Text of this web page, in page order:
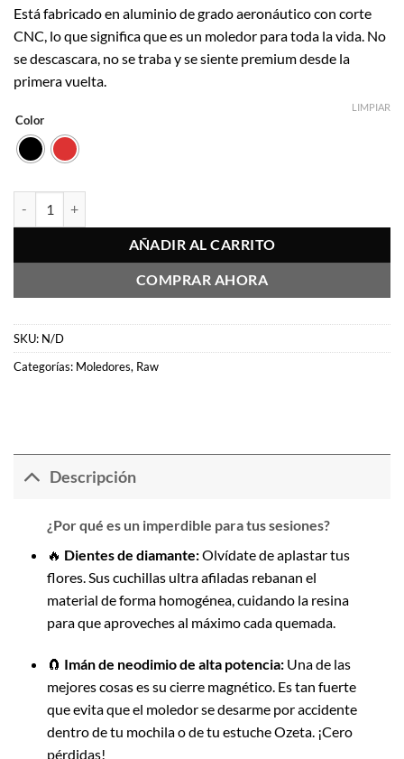
Está fabricado en aluminio de grado aeronáutico con corte
CNC, lo que significa que es un moledor para toda la vida. No
se descascara, no se traba y se siente premium desde la
primera vuelta.
Color
LIMPIAR
AÑADIR AL CARRITO
COMPRAR AHORA
SKU: N/D
Categorías: Moledores, Raw
Descripción
¿Por qué es un imperdible para tus sesiones?
🔥 Dientes de diamante:Olvídate de aplastar tus
flores. Sus cuchillas ultra afiladas rebanan el
material de forma homogénea, cuidando la resina
para que aproveches al máximo cada quemada.
🧲 Imán de neodimio de alta potencia:Una de las
mejores cosas es su cierre magnético. Es tan fuerte
que evita que el moledor se desarme por accidente
dentro de tu mochila o de tu estuche Ozeta. ¡Cero
pérdidas!